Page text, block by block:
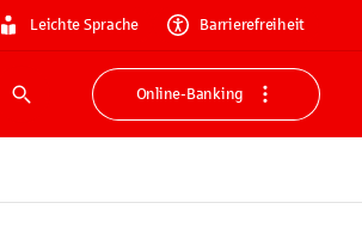
Leichte Sprache Barrierefreiheit
Suche
Online-Banking